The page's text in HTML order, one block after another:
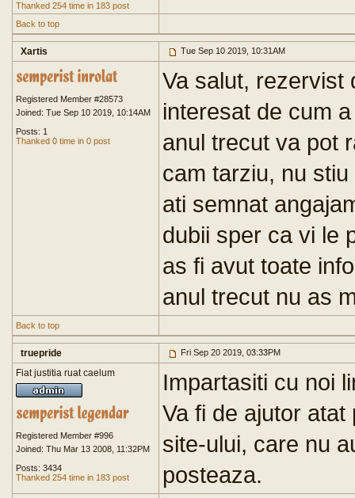
Thanked 254 time in 183 post
Back to top
Xartis Tue Sep 10 2019, 10:31AM
Registered Member #28573
Joined: Tue Sep 10 2019, 10:14AM
Posts: 1
Thanked 0 time in 0 post
Va salut, rezervist
interesat de cum
anul trecut va pot
cam tarziu, nu
ati semnat
dubii sper ca vi le
as fi avut toate
anul trecut nu as
Back to top
truepride Fri Sep 20 2019, 03:33PM
Fiat justitia ruat caelum
Registered Member #996
Joined: Thu Mar 13 2008, 11:32PM
Posts: 3434
Thanked 254 time in 183 post
Impartasiti cu noi
Va fi de ajutor
site-ului, care nu
posteaza.